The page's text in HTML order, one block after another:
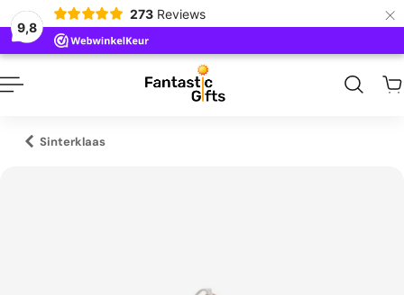
9,8
273 Reviews ×
inhoud
Sinterklaas